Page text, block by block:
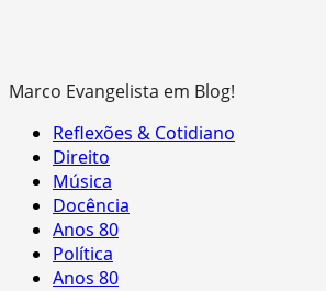
Marco Evangelista em Blog!
Primary
Menu
Reflexões & Cotidiano
Direito
Música
Docência
Anos 80
Política
Anos 80